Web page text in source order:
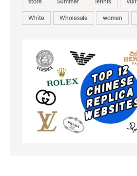
White
Wholesale women